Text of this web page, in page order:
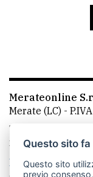
LE
ALTRE
TESTATE
Merateonline
Merate (LC) -
Telefono:
mail:
La redazione
Questo sito
Questo sito
previo